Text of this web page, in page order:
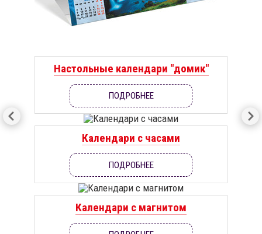
Настольные календари "домик"
ПОДРОБНЕЕ
Календари с часами
ПОДРОБНЕЕ
Календари с магнитом